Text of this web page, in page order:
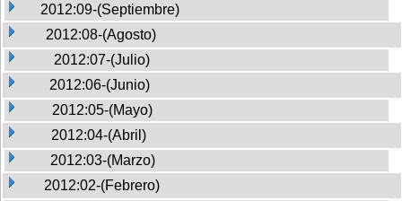
2012:09-(Septiembre)
2012:08-(Agosto)
2012:07-(Julio)
2012:06-(Junio)
2012:05-(Mayo)
2012:04-(Abril)
2012:03-(Marzo)
2012:02-(Febrero)